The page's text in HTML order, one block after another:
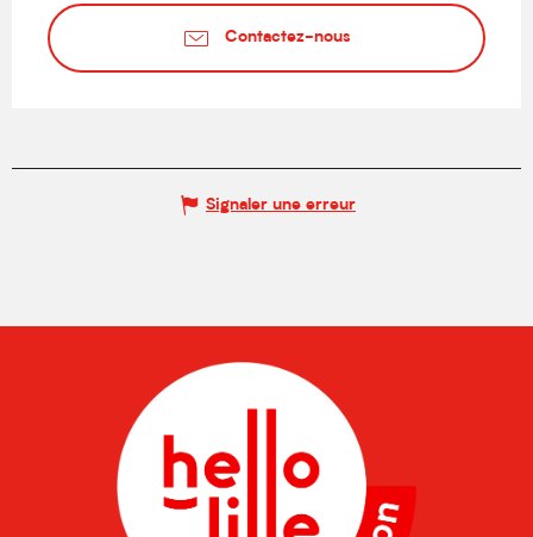
Contactez-nous
Signaler une erreur